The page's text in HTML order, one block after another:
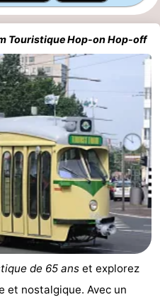
Touristique Hop-on Hop-off
de 65 ans et explorez
et nostalgique. Avec un